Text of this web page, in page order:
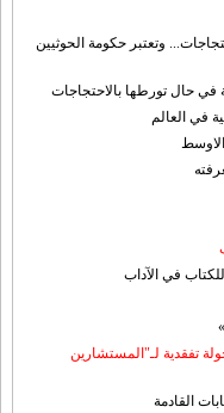
وتعتبر حكومة الحوثيين
في حال تورطها بالاحتجاجات
في العالم
الاوسط
في الآداب
تفقدية لـ"المستشارين
القادمة